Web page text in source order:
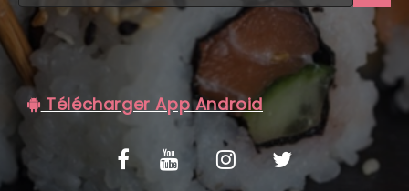
C.G.V
Télécharger App Android